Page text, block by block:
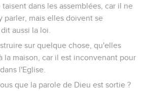
dans les assemblées, car il ne
parler, mais elles doivent se
aussi la loi.
sur quelque chose, qu'elles
la maison, car il est inconvenant pour
l'Eglise.
que la parole de Dieu est sortie ?